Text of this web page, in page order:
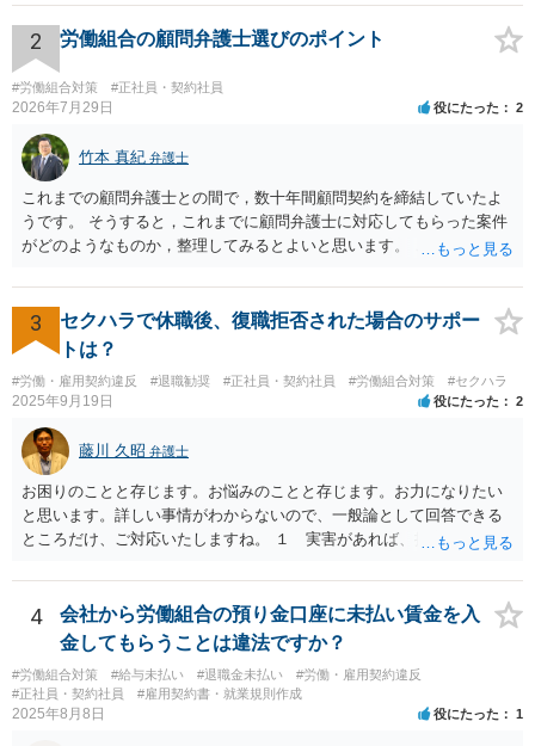
わりにする必要がある」という趣旨なのではないかと思われます。 相
続放棄したとしても、取締役である母には残された有限会社の後始末
をどうするのかという問題が残ります。 一度、司法書士や弁護士等の
専門家に相談されることをオススメ致します。
2 労働組合の顧問弁護士選びのポイント
#労働組合対策 #正社員・契約社員
2026年7月29日 役にたった 2
竹本 真紀 弁護士
これまでの顧問弁護士との間で，数十年間顧問契約を締結していたよ
うです。 そうすると，これまでに顧問弁護士に対応してもらった案件
がどのようなものか，整理してみるとよいと思います。 これにより，
事務所を比較した上で，弁護士と面談をする際，そのような案件に対
応してもらえるのかが重要だと思います。 ただ，組合員の相談内容に
ついて，分野を絞っているのか，それともどのような分野でもよいと
いうことで法律相談を依頼しているかの観点も重要です。 組合員とす
れば，相談だけではなく，できれば受任まで考えている場合も多いと
思います。 そうすると，労働組合としての相談だけではなく，基本的
に全ての分野を対象にして考える必要もあるかもしれません。 そうで
ないと，相談内容によって，対応が変わってしまうこともあると思い
ます。 組合員の相談についても，基本的に受任まで考えてもらえるこ
とができるのかも検討要素の一つかもしれません。
3
セクハラで休職後、復職拒否された場合のサポー
トは？
#労働・雇用契約違反 #退職勧奨 #正社員・契約社員 #労働組合対策 #セクハラ
2025年9月19日 役にたった 2
藤川 久昭 弁護士
お困りのことと存じます。お悩みのことと存じます。お力になりたい
と思います。詳しい事情がわからないので、一般論として回答できる
ところだけ、ご対応いたしますね。 １ 実害があれば、損害賠償請求
限らないです。損害賠償請求は可能ですが、損害との因果関係の立証
が容易ではないと思われます。客観的証拠が不可欠です。 ２ 休職期
間満了による退職・解雇について無効だと争える可能性が高いです。
法的責任をきちんと追及されたい場合には、労務管理と労働法にかな
り詳しく、上記に関係した法理等にも通じた弁護士等に相談し、法的
に正確に分析してもらい、今後の対応を検討するべきです。良い解決
4
会社から労働組合の預り金口座に未払い賃金を入
金してもらうことは違法ですか？
#労働組合対策 #給与未払い #退職金未払い
#労働・雇用契約違反
#正社員・契約社員
#雇用契約書・就業規則作成
2025年8月8日 役にたった 1